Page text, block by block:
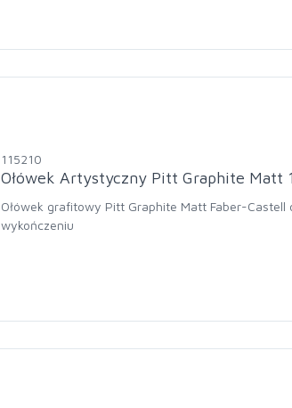
115210
Ołówek Artystyczny Pitt Graphite Matt
Ołówek grafitowy Pitt Graphite Matt Faber-
wykończeniu